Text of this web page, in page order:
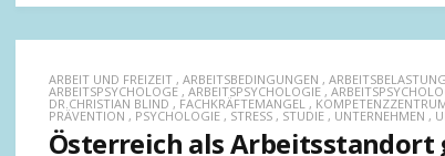
ARBEIT UND FREIZEIT , ARBEITSBEDINGUNGEN ,
ARBEITSPSYCHOLOGE , ARBEITSPSYCHOLOGIE ,
DR.CHRISTIAN BLIND , FACHKRÄFTEMANGEL ,
PRÄVENTION , PSYCHOLOGIE , STRESS , STUDIE , UNTERNEHMEN ,
Österreich als Arbeitsstandort